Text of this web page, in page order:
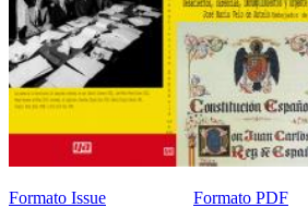
Formato Issue Formato PDF